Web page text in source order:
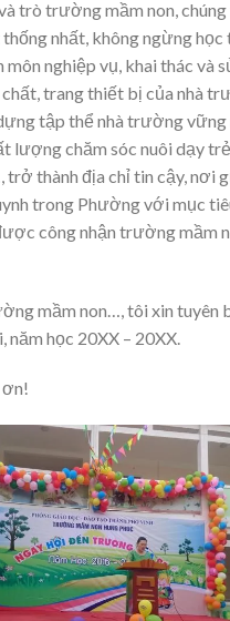
trò trường mầm non,
nhất, không ngừng học
môn nghiệp vụ, khai thác và
trang thiết bị của nhà
tập thể nhà tr­ường
l­ượng chăm sóc nuôi dạy
thành địa chỉ tin cậy, nơi
trong Ph­ường với mục
công nhận tr­ường mầm
mầm non…, tôi xin tuyên
học 20XX – 20XX.
ơn!